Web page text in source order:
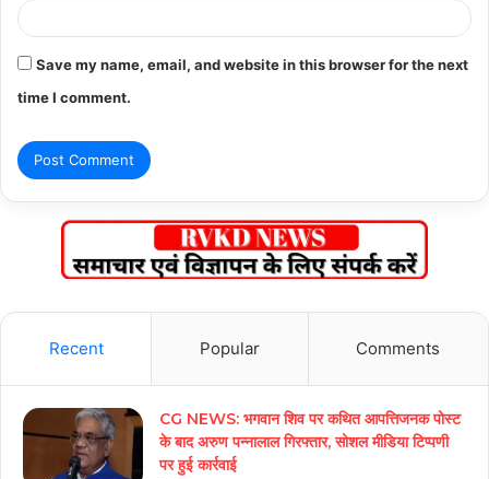
Save my name, email, and website in this browser for the next
time I comment.
Recent Popular Comments
CG NEWS: भगवान शिव पर कथित आपत्तिजनक पोस्ट
के बाद अरुण पन्नालाल गिरफ्तार, सोशल मीडिया टिप्पणी
पर हुई कार्रवाई